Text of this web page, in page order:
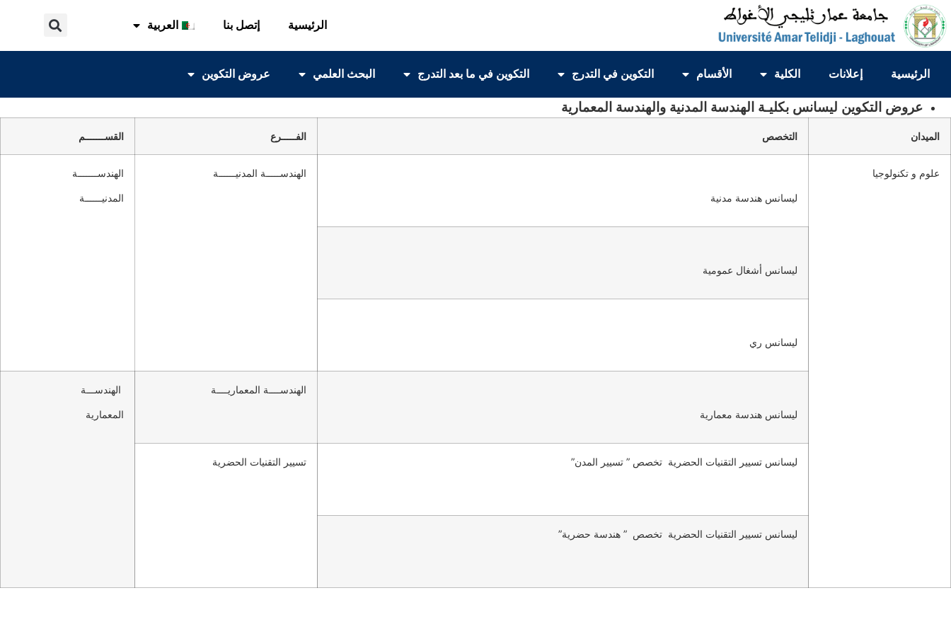
الرئيسية إتصل بنا العربية
الرئيسية إعلانات الكلية الأقسام التكوين في التدرج التكوين في ما بعد التدرج البحث العلمي عروض التكوين
عروض التكوين ليسانس بكليـة الهندسة المدنية والهندسة المعمارية
الميدان التخصص الفـــــرع القســـــــم
علوم و تكنولوجيا
ليسانس هندسة مدنية
الهندســـــة المدنيــــــة الهندســـــــة
المدنيــــــة
ليسانس أشغال عمومية
ليسانس ري
ليسانس هندسة معمارية
الهندســــة المعماريــــة الهندســـة
المعمارية
ليسانس تسيير التقنيات الحضرية تخصص ” تسيير المدن” تسيير التقنيات الحضرية
ليسانس تسيير التقنيات الحضرية تخصص ” هندسة حضرية”